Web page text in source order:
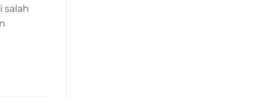
salah